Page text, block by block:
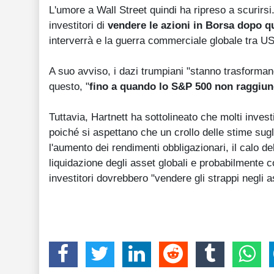
L'umore a Wall Street quindi ha ripreso a
investitori di vendere le azioni in Borsa dopo
interverrà e la guerra commerciale globale tra
A suo avviso, i dazi trumpiani "stanno
questo, "fino a quando lo S&P 500 non
Tuttavia, Hartnett ha sottolineato che molti
poiché si aspettano che un crollo delle stime
l'aumento dei rendimenti obbligazionari, il calo
liquidazione degli asset globali e probabilmente
investitori dovrebbero "vendere gli strappi negli